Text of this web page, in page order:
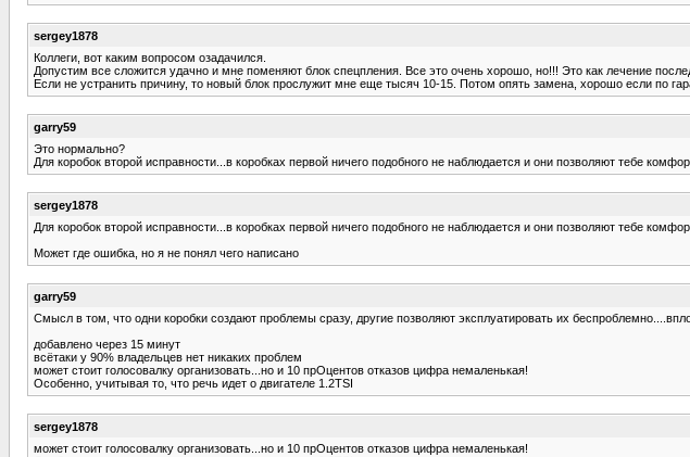
sergey1878
Коллеги, вот каким вопросом озадачился.
Допустим все сложится удачно и мне поменяют блок спецпления. Все это очень хорошо, но!!! Это как лечение
Если не устранить причину, то новый блок прослужит мне еще тысяч 10-15. Потом опять замена, хорошо если по
garry59
Это нормально?
Для коробок второй исправности...в коробках первой ничего подобного не наблюдается и они позволяют тебе
sergey1878
Для коробок второй исправности...в коробках первой ничего подобного не наблюдается и они позволяют тебе
Может где ошибка, но я не понял чего написано
garry59
Смысл в том, что одни коробки создают проблемы сразу, другие позволяют эксплуатировать их
добавлено через 15 минут
всётаки у 90% владельцев нет никаких проблем
может стоит голосовалку организовать...но и 10 прОцентов отказов цифра немаленькая!
Особенно, учитывая то, что речь идет о двигателе 1.2TSI
sergey1878
может стоит голосовалку организовать...но и 10 прОцентов отказов цифра немаленькая!